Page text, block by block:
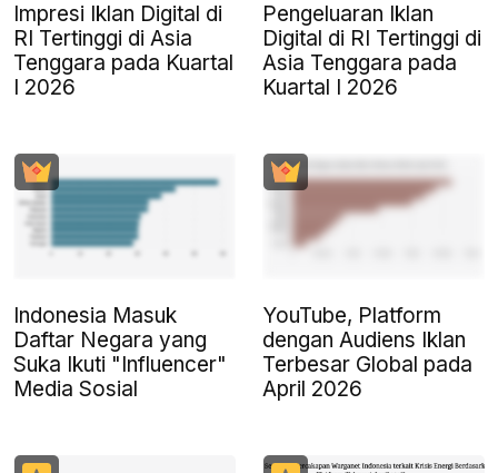
Impresi Iklan Digital di
RI Tertinggi di Asia
Tenggara pada Kuartal
I 2026
Pengeluaran Iklan
Digital di RI Tertinggi di
Asia Tenggara pada
Kuartal I 2026
Indonesia Masuk
Daftar Negara yang
Suka Ikuti "Influencer"
Media Sosial
YouTube, Platform
dengan Audiens Iklan
Terbesar Global pada
April 2026